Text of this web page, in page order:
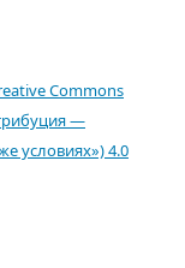
Commons
—
условиях») 4.0